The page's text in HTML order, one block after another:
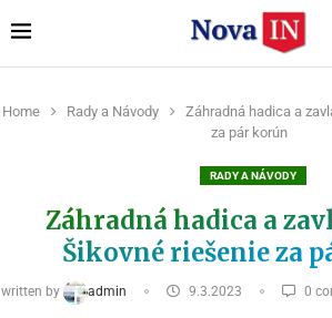
Home Rady a Návody
Záhradná hadica a
za pár korún
RADY A NÁVODY
Záhradná hadica a
Šikovné riešenie za
written by admin 9.3.2023 0